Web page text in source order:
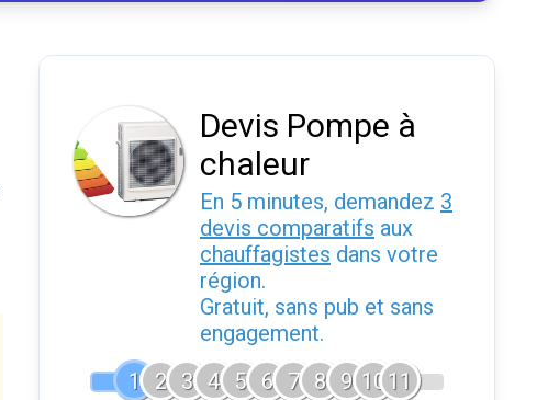
Devis Pompe à
chaleur
En 5 minutes, demandez 3
devis comparatifs aux
chauffagistes dans votre
région.
Gratuit, sans pub et sans
engagement.
1
2 3 4 5 6 7 8 9 1011